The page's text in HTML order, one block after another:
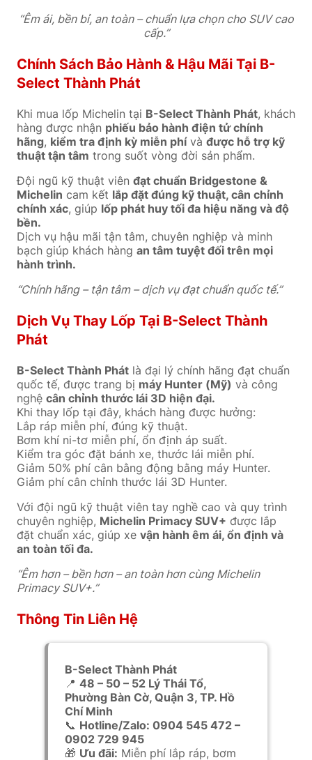
“Êm ái, bền bỉ, an toàn – chuẩn lựa chọn cho SUV cao
cấp.”
Chính Sách Bảo Hành & Hậu Mãi Tại B-
Select Thành Phát
Khi mua lốp Michelin tại B-Select Thành Phát, khách
hàng được nhận phiếu bảo hành điện tử chính
hãng, kiểm tra định kỳ miễn phívà được hỗ trợ kỹ
thuật tận tâm trong suốt vòng đời sản phẩm.
Đội ngũ kỹ thuật viên đạt chuẩn Bridgestone &
Michelin cam kết lắp đặt đúng kỹ thuật, cân chỉnh
chính xác, giúp lốp phát huy tối đa hiệu năng và độ
bền.
Dịch vụ hậu mãi tận tâm, chuyên nghiệp và minh
bạch giúp khách hàng an tâm tuyệt đối trên mọi
hành trình.
“Chính hãng – tận tâm – dịch vụ đạt chuẩn quốc tế.”
Dịch Vụ Thay Lốp Tại B-Select Thành
Phát
B-Select Thành Phát là đại lý chính hãng đạt chuẩn
quốc tế, được trang bị máy Hunter (Mỹ) và công
nghệ cân chỉnh thước lái 3D hiện đại.
Khi thay lốp tại đây, khách hàng được hưởng:
Lắp ráp miễn phí, đúng kỹ thuật.
Bơm khí ni-tơ miễn phí, ổn định áp suất.
Kiểm tra góc đặt bánh xe, thước lái miễn phí.
Giảm 50% phí cân bằng động bằng máy Hunter.
Giảm phí cân chỉnh thước lái 3D Hunter.
Với đội ngũ kỹ thuật viên tay nghề cao và quy trình
chuyên nghiệp, Michelin Primacy SUV+ được lắp
đặt chuẩn xác, giúp xe vận hành êm ái, ổn định và
an toàn tối đa.
“Êm hơn – bền hơn – an toàn hơn cùng Michelin
Primacy SUV+.”
Thông Tin Liên Hệ
B-Select Thành Phát
📍 48 – 50 – 52 Lý Thái Tổ,
Phường Bàn Cờ, Quận 3, TP. Hồ
Chí Minh
📞 Hotline/Zalo: 0904 545 472 –
0902 729 945
🎁 Ưu đãi: Miễn phí lắp ráp, bơm